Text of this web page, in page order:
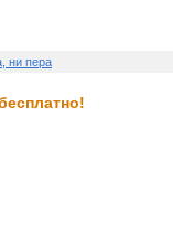
ни пера